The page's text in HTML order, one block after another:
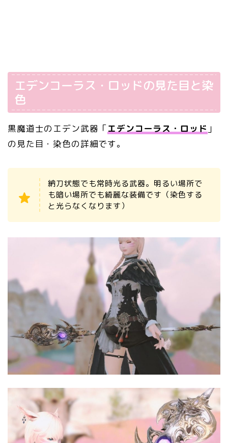
エデンコーラス・ロッドの見た目と染
色
黒魔道士のエデン武器「エデンコーラス・ロッド 」
の見た目・染色の詳細です。
納刀状態でも常時光る武器。明るい場所で
も暗い場所でも綺麗な装備です（染色する
と光らなくなります）